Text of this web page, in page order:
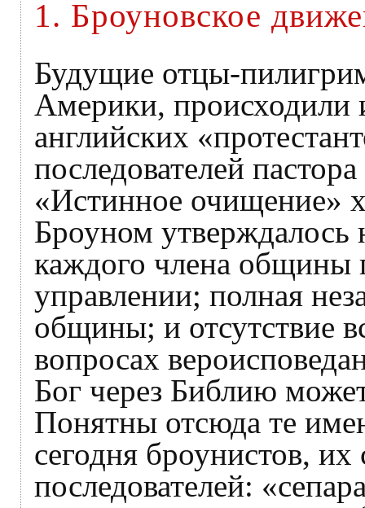
1. Броуновское
Будущие отцы-
Америки, происходили
английских
последователей
«Истинное очищение»
Броуном утверждалось
каждого члена общины
управлении; полная
общины; и отсутствие
вопросах
Бог через Библию
Понятны отсюда те
сегодня броунистов,
последователей: